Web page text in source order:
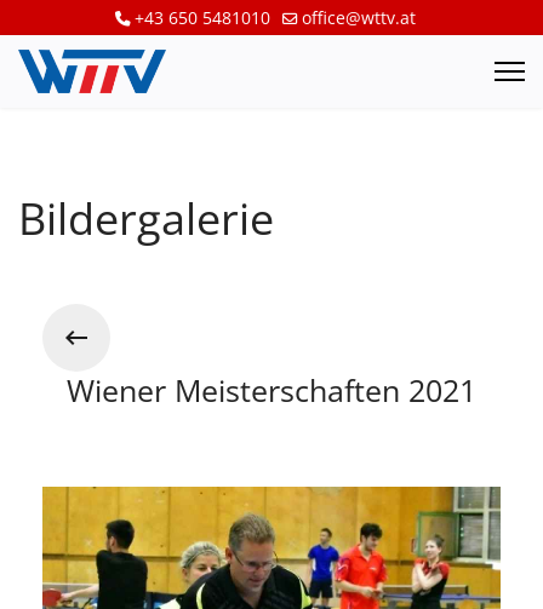
+43 650 5481010 office@wttv.at
Bildergalerie
Wiener Meisterschaften 2021